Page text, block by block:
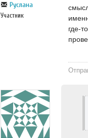
Руслана
Участник
где-